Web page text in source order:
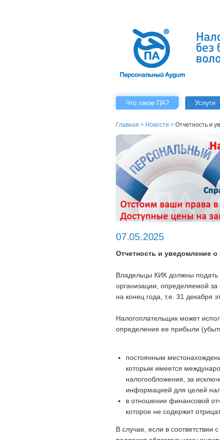
Что такое ПА? Услуги
Главная > Новости > Отчетность и
07.05.2025
Отчетность и уведомление
Владельцы КИК должны подать
организации, определяемой
на конец года, т.е. 31 декабря
Налогоплательщик может
определения ее прибыли
постоянным
которым имеется
налогообложения, за
информацией для целей
в отношении финансовой
которое не содержит
В случае, если в